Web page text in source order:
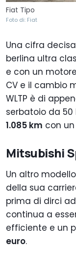
Fiat Tipo
Foto di: Fiat
Una cifra
berlina ultra
e con un
CV e il cambio
WLTP è di
serbatoio da
1.085 km con
Mitsubishi
Un altro
della sua
prima di dirci
continua a
efficiente e un
euro.